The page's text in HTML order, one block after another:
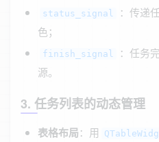
status_signal
：传递
色；
finish_signal
：任务
源。
3. 任务列表的动态管理
表格布局：用